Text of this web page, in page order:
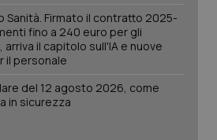
Sanità. Firmato il contratto 2025-
fino a 240 euro per gli
arriva il capitolo sull'IA e nuove
il personale
del 12 agosto 2026, come
in sicurezza
www.quotidianosanita.it